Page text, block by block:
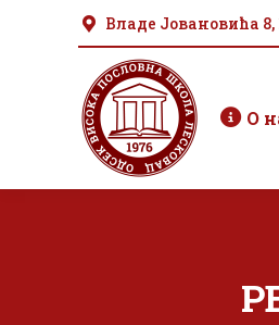
Владе Јовановића 8,
О